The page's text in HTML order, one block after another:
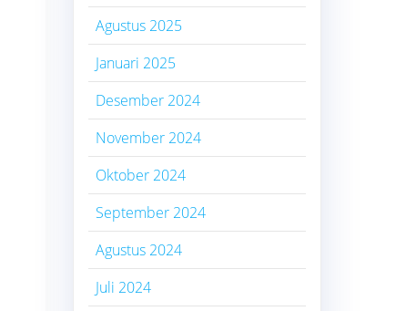
Agustus 2025
Januari 2025
Desember 2024
November 2024
Oktober 2024
September 2024
Agustus 2024
Juli 2024